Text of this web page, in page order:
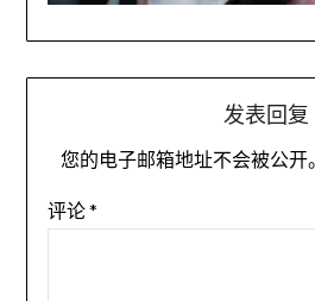
发表回复
您的电子邮箱地址不会被公开。
评论*